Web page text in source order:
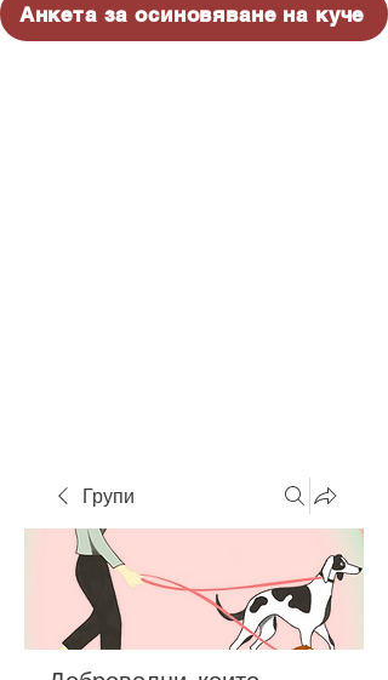
Анкета за осиновяване на куче
Групи